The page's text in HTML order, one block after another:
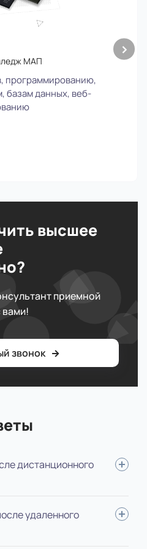
МАП
программированию,
базам данных, веб-
›
высшее
приемной
вами!
звонок
дистанционного
помощника, например,
или выполнять поручения
удаленного